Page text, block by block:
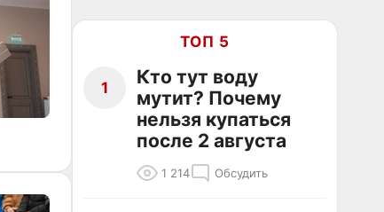
ТОП 5
1
Кто тут воду
мутит? Почему
нельзя купаться
после 2 августа
1 214 Обсудить